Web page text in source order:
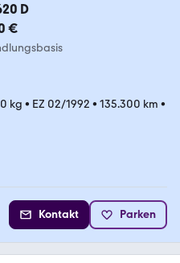
D
€
kg • EZ 02/1992 • 135.300 km •
Kontakt Parken